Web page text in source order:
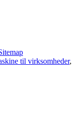
til virksomheder,